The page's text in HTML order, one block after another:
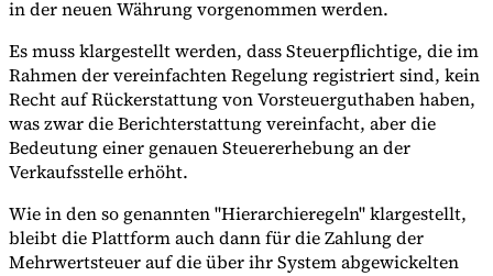
in der neuen Währung vorgenommen werden.
Es muss klargestellt werden, dass Steuerpflichtige, die im
Rahmen der vereinfachten Regelung registriert sind, kein
Recht auf Rückerstattung von Vorsteuerguthaben haben,
was zwar die Berichterstattung vereinfacht, aber die
Bedeutung einer genauen Steuererhebung an der
Verkaufsstelle erhöht.
Wie in den so genannten "Hierarchieregeln" klargestellt,
bleibt die Plattform auch dann für die Zahlung der
Mehrwertsteuer auf die über ihr System abgewickelten